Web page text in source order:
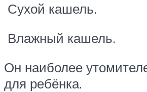
Сухой кашель.
Влажный кашель.
Он наиболее
для ребёнка.